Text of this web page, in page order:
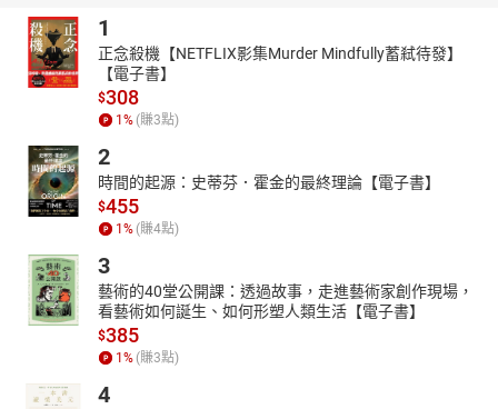
1
正念殺機【NETFLIX影集Murder Mindfully蓄弒待發】
【電子書】
$308
1% (賺3點)
2
時間的起源：史蒂芬．霍金的最終理論【電子書】
$455
1% (賺4點)
3
藝術的40堂公開課：透過故事，走進藝術家創作現場，
看藝術如何誕生、如何形塑人類生活【電子書】
$385
1% (賺3點)
4